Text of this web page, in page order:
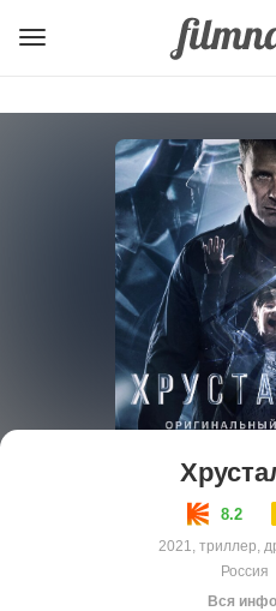
8.2
2021, триллер,
Россия
Вся